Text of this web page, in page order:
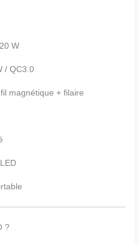
W
/ QC3.0
magnétique + filaire
?